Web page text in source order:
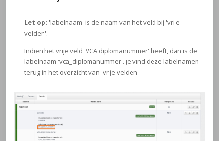
Let op: 'labelnaam' is de naam van het veld bij 'vrije
velden'.
Indien het vrije veld 'VCA diplomanummer' heeft, dan is de
labelnaam 'vca_diplomanummer'. Je vind deze labelnamen
terug in het overzicht van 'vrije velden'